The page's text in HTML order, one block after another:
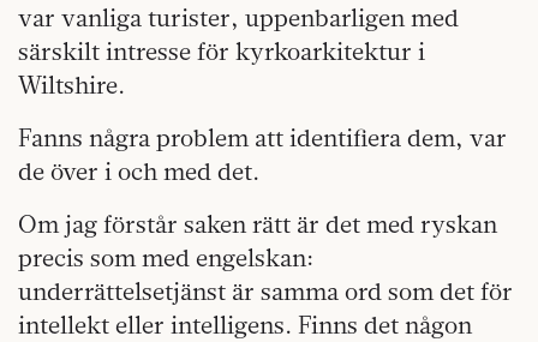
var vanliga turister, uppenbarligen med
särskilt intresse för kyrkoarkitektur i
Wiltshire.
Fanns några problem att identifiera dem, var
de över i och med det.
Om jag förstår saken rätt är det med ryskan
precis som med engelskan:
underrättelsetjänst är samma ord som det för
intellekt eller intelligens. Finns det någon